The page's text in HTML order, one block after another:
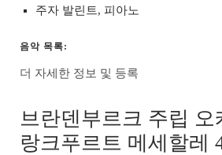
주자 발린트, 피아노
음악 목록:
더 자세한 정보 및 등록
브란덴부르크 주립 오
랑크푸르트 메세할레